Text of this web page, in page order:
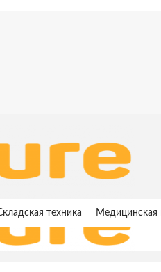
техника Медицинская